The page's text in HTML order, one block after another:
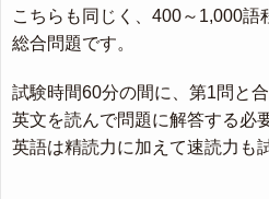
こちらも同じく、400～1,000語
総合問題です。
試験時間60分の間に、第1問と
英文を読んで問題に解答する必
英語は精読力に加えて速読力も